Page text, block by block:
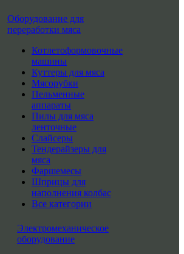
Оборудование для
переработки мяса
Котлетоформовочные
машины
Куттеры для мяса
Мясорубки
Пельменные
аппараты
Пилы для мяса
ленточные
Слайсеры
Тендерайзеры для
мяса
Фаршемесы
Шприцы для
наполнения колбас
Все категории
Электромеханическое
оборудование